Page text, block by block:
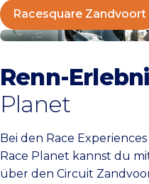
Racesquare Zandvoort
Bleekemolens Race
Renn-
Planet
Bei den Race
Race Planet kannst du
über den Circuit